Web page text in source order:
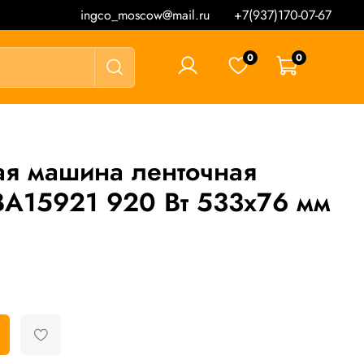
ingco_moscow@mail.ru +7(937)170-07-67
0 0
машина ленточная
920 Вт 533x76 мм